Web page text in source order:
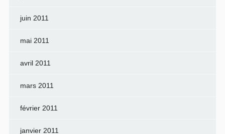
juin 2011
mai 2011
avril 2011
mars 2011
février 2011
janvier 2011